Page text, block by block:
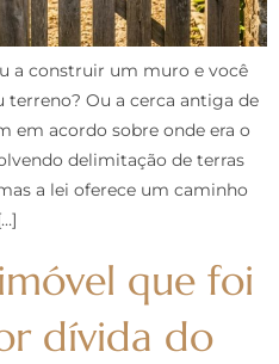
a construir um muro e você
terreno? Ou a cerca antiga de
em acordo sobre onde era o
delimitação de terras
a lei oferece um caminho
que foi
dívida do